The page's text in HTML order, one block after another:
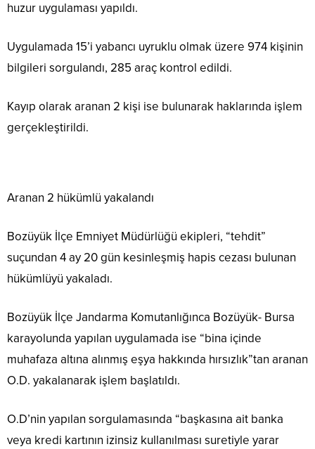
huzur uygulaması yapıldı.
Uygulamada 15’i yabancı uyruklu olmak üzere 974 kişinin
bilgileri sorgulandı, 285 araç kontrol edildi.
Kayıp olarak aranan 2 kişi ise bulunarak haklarında işlem
gerçekleştirildi.
Aranan 2 hükümlü yakalandı
Bozüyük İlçe Emniyet Müdürlüğü ekipleri, “tehdit”
suçundan 4 ay 20 gün kesinleşmiş hapis cezası bulunan
hükümlüyü yakaladı.
Bozüyük İlçe Jandarma Komutanlığınca Bozüyük- Bursa
karayolunda yapılan uygulamada ise “bina içinde
muhafaza altına alınmış eşya hakkında hırsızlık”tan aranan
O.D. yakalanarak işlem başlatıldı.
O.D’nin yapılan sorgulamasında “başkasına ait banka
veya kredi kartının izinsiz kullanılması suretiyle yarar